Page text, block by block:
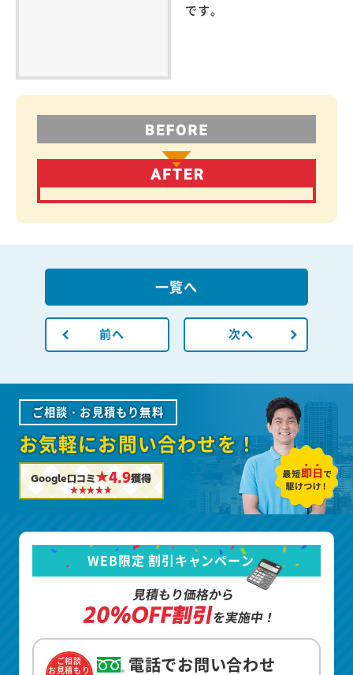
です。
前へ
一覧へ
次へ
ご相談・お見積もり無料
お気軽にお問い合わせを！
Google口コミ★4.9獲得
WEB限定 割引キャンペーン
見積もり価格から
20%OFF割引を実施中！
ご相談
お見積もり
電話でお問い合わせ